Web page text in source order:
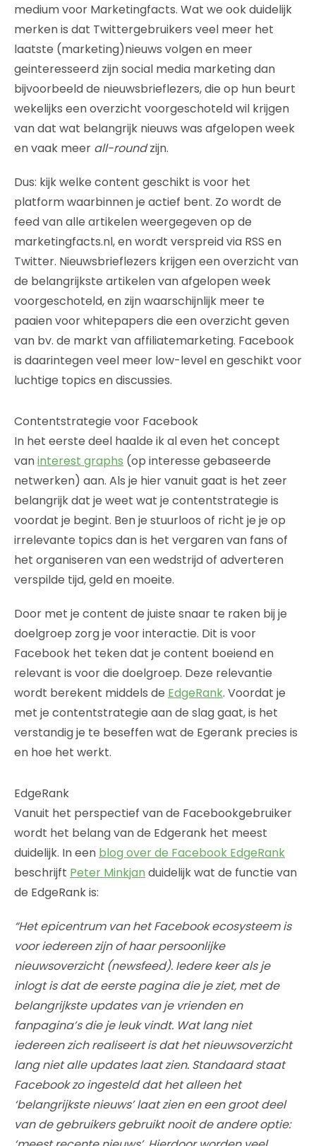
medium voor Marketingfacts. Wat we ook duidelijk
merken is dat Twittergebruikers veel meer het
laatste (marketing)nieuws volgen en meer
geinteresseerd zijn social media marketing dan
bijvoorbeeld de nieuwsbrieflezers, die op hun beurt
wekelijks een overzicht voorgeschoteld wil krijgen
van dat wat belangrijk nieuws was afgelopen week
en vaak meer all-roundzijn.
Dus: kijk welke content geschikt is voor het
platform waarbinnen je actief bent. Zo wordt de
feed van alle artikelen weergegeven op de
marketingfacts.nl, en wordt verspreid via RSS en
Twitter. Nieuwsbrieflezers krijgen een overzicht van
de belangrijkste artikelen van afgelopen week
voorgeschoteld, en zijn waarschijnlijk meer te
paaien voor whitepapers die een overzicht geven
van bv. de markt van affiliatemarketing. Facebook
is daarintegen veel meer low-level en geschikt voor
luchtige topics en discussies.
Contentstrategie voor Facebook
In het eerste deel haalde ik al even het concept
vaninterest graphs (op interesse gebaseerde
netwerken) aan. Als je hier vanuit gaat is het zeer
belangrijk dat je weet wat je contentstrategie is
voordat je begint. Ben je stuurloos of richt je je op
irrelevante topics dan is het vergaren van fans of
het organiseren van een wedstrijd of adverteren
verspilde tijd, geld en moeite.
Door met je content de juiste snaar te raken bij je
doelgroep zorg je voor interactie. Dit is voor
Facebook het teken dat je content boeiend en
relevant is voor die doelgroep. Deze relevantie
wordt berekent middels de EdgeRank. Voordat je
met je contentstrategie aan de slag gaat, is het
verstandig je te beseffen wat de Egerank precies is
en hoe het werkt.
EdgeRank
Vanuit het perspectief van de Facebookgebruiker
wordt het belang van de Edgerank het meest
duidelijk. In een blog over de Facebook EdgeRank
beschrijft Peter Minkjan duidelijk wat de functie van
de EdgeRank is:
“Het epicentrum van het Facebook ecosysteem is
voor iedereen zijn of haar persoonlijke
nieuwsoverzicht (newsfeed). Iedere keer als je
inlogt is dat de eerste pagina die je ziet, met de
belangrijkste updates van je vrienden en
fanpagina’s die je leuk vindt. Wat lang niet
iedereen zich realiseert is dat het nieuwsoverzicht
lang niet alle updates laat zien. Standaard staat
Facebook zo ingesteld dat het alleen het
‘belangrijkste nieuws’ laat zien en een groot deel
van de gebruikers gebruikt nooit de andere optie: